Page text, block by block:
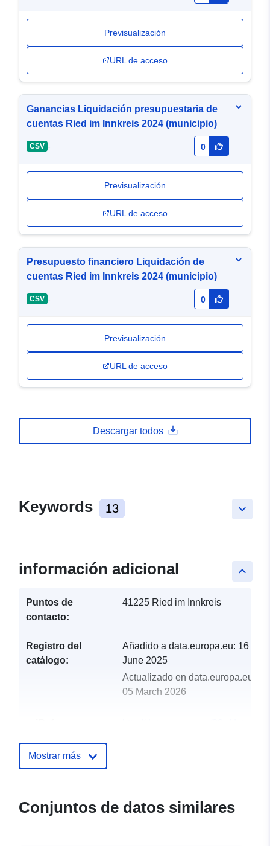
Previsualización
URL de acceso
Ganancias Liquidación presupuestaria de
cuentas Ried im Innkreis 2024 (municipio)
CSV - 0
Previsualización
URL de acceso
Presupuesto financiero Liquidación de
cuentas Ried im Innkreis 2024 (municipio)
CSV - 0
Previsualización
URL de acceso
Descargar todos
keyboard_arrow_down
Keywords 13
keyboard_arrow_up
información adicional
Puntos de
contacto:
41225 Ried im Innkreis
Registro del
catálogo:
Añadido a data.europa.eu: 16
June 2025
Actualizado en data.europa.eu:
05 March 2026
Mostrar más
Conjuntos de datos similares